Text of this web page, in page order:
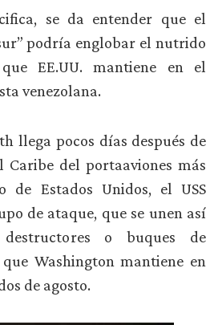
se da entender que el
podría englobar el nutrido
EE.UU. mantiene en el
venezolana.
llega pocos días después de
del portaaviones más
de Estados Unidos, el USS
de ataque, que se unen así
o buques de
Washington mantiene en
de agosto.